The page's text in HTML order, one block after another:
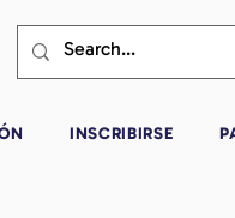
INSCRIBIRSE